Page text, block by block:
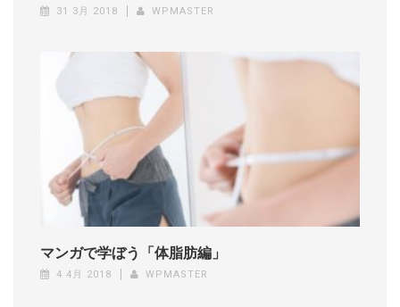
31 3月 2018 WPMASTER
マンガで学ぼう「体脂肪編」
4 4月 2018 WPMASTER